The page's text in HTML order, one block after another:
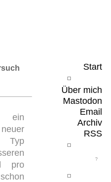
Start
Über mich
Mastodon
Email
Archiv
RSS
ein
Typ
pro